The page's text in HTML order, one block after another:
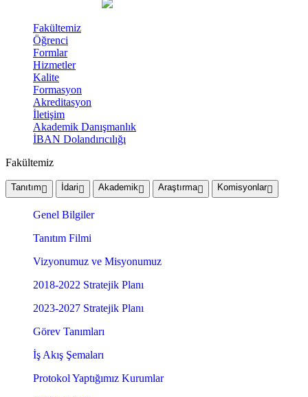
Fakültemiz
Öğrenci
Formlar
Hizmetler
Kalite
Formasyon
Akreditasyon
İletişim
Akademik Danışmanlık
İBAN Dolandırıcılığı
Fakültemiz
Tanıtım İdari Akademik Araştırma Komisyonlar
Genel Bilgiler
Tanıtım Filmi
Vizyonumuz ve Misyonumuz
2018-2022 Stratejik Planı
2023-2027 Stratejik Planı
Görev Tanımları
İş Akış Şemaları
Protokol Yaptığımız Kurumlar